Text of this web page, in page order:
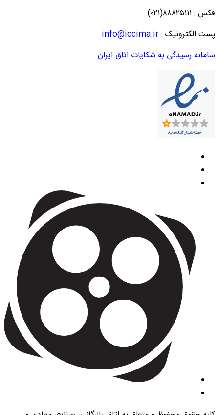
فکس : ۸۸۸۲۵۱۱۱(۰۲۱)
پست الکترونیک :info@iccima.ir
سامانه رسیدگی به شکایات اتاق ایران